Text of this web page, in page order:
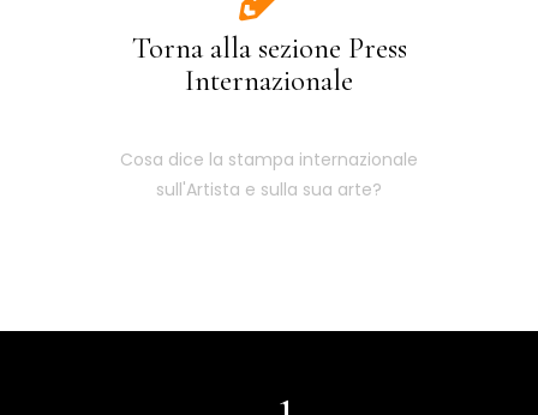
Torna alla sezione Press
Internazionale
Cosa dice la stampa internazionale
sull'Artista e sulla sua arte?